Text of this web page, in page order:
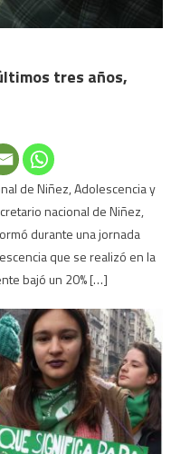
tres años,
de Niñez, Adolescencia y
nacional de Niñez,
durante una jornada
que se realizó en la
bajó un 20% […]